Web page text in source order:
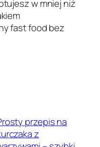
w mniej niż
fast food bez
przepis na
z